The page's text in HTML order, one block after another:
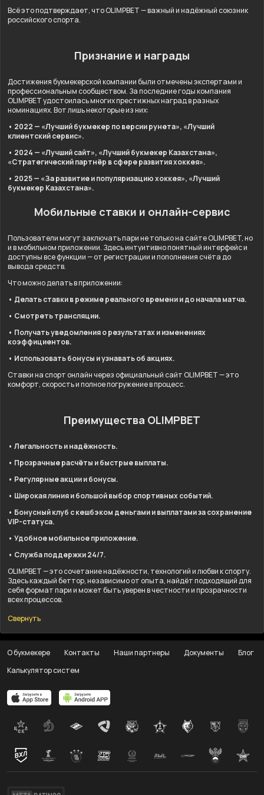
Всё это подтверждает, что OLIMPBET — важный и надёжный союзник
российского спорта.
Признание и награды
Достижения букмекерской компании были отмечены экспертами и
профессиональным сообществом. За последние годы компания
OLIMPBET удостоилась многих престижных наград в разных
номинациях. Вот лишь некоторые из них:
• 2022 — «Лучший букмекер по версии рунета», «Лучший
клиентский сервис».
• 2024 — «Лучший сайт», «Лучший букмекер Казахстана»,
«Стратегический партнёр в сфере развития хоккея».
• 2025 — «За развитие и популяризацию хоккея», «Лучший
букмекер Казахстана».
Мобильные ставки и онлайн-сервис
Пользователи могут заключать пари не только на сайте OLIMPBET, но
и в мобильном приложении. Здесь интуитивно понятный интерфейс и
доступны все функции — от регистрации и пополнения счёта до
вывода средств.
Что можно делать в приложении:
• Делать ставки в режиме реального времени и до начала матча.
• Смотреть трансляции.
• Получать уведомления о результатах и изменениях
коэффициентов.
• Использовать бонусы и узнавать об акциях.
Ставки на спорт онлайн через официальный сайт OLIMPBET — это
комфорт, скорость и полное погружение в процесс.
Преимущества OLIMPBET
• Легальность и надёжность.
• Прозрачные расчёты и быстрые выплаты.
• Регулярные акции и бонусы.
• Широкая линия и большой выбор спортивных событий.
• Бонусный клуб с кешбэком деньгами и выплатами за сохранение
VIP-статуса.
• Удобное мобильное приложение.
• Служба поддержки 24/7.
OLIMPBET — это сочетание надёжности, технологий и любви к спорту.
Здесь каждый беттор, независимо от опыта, найдёт подходящий для
себя формат пари и может быть уверен в честности и прозрачности
всех процессов.
Свернуть
О букмекере Контакты Наши партнеры Документы
Блог
Калькулятор систем